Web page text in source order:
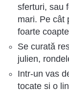
sferturi, sau
mari. Pe cât
foarte
Se curată
julien,
Intr-un vas
tocate si o